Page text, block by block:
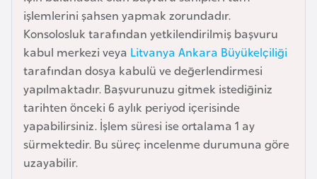
işlemlerini şahsen yapmak zorundadır.
Konsolosluk tarafından yetkilendirilmiş başvuru
kabul merkezi veya Litvanya Ankara Büyükelçiliği
tarafından dosya kabulü ve değerlendirmesi
yapılmaktadır. Başvurunuzu gitmek istediğiniz
tarihten önceki 6 aylık periyod içerisinde
yapabilirsiniz. İşlem süresi ise ortalama 1 ay
sürmektedir. Bu süreç incelenme durumuna göre
uzayabilir.
B
a
h
r
e
y
n
B